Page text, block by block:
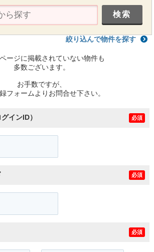
絞り込んで物件を探す
ージに掲載されていない物件も
多数ございます。
お手数ですが、
フォームよりお問合せ下さい。
インID） 必須
必須
必須